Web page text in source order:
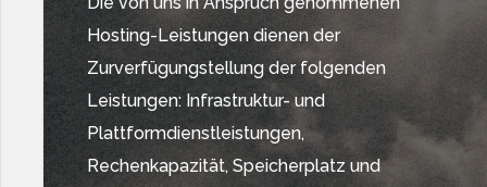
Hosting-Leistungen dienen der
Zurverfügungstellung der folgenden
Leistungen: Infrastruktur- und
Plattformdienstleistungen,
Rechenkapazität, Speicherplatz und